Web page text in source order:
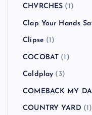
CHVRCHES (1)
Clap Your Hands
Clipse (1)
COCOBAT (1)
Coldplay (3)
COMEBACK MY
COUNTRY YARD (1)